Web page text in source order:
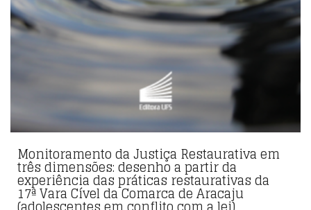
Monitoramento da Justiça Restaurativa em
três dimensões: desenho a partir da
experiência das práticas restaurativas da
17ª Vara Cível da Comarca de Aracaju